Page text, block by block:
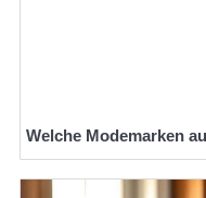
Welche Modemarken